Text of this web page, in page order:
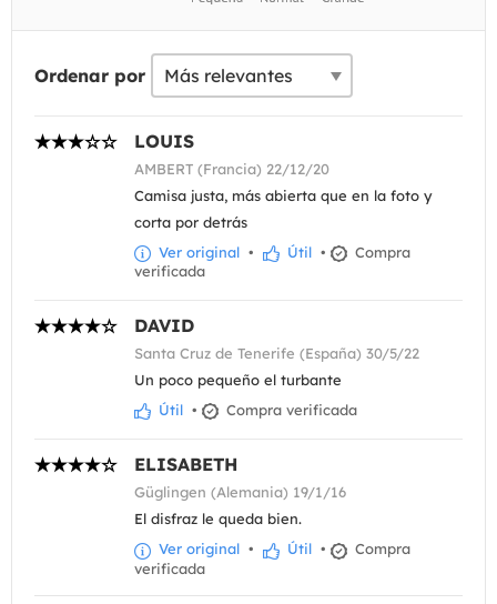
Ordenar por
LOUIS
AMBERT (Francia) 22/12/20
Camisa justa, más abierta que en la foto y
corta por detrás
Ver original • Útil •
Compra
verificada
DAVID
Santa Cruz de Tenerife (España) 30/5/22
Un poco pequeño el turbante
Útil • Compra verificada
ELISABETH
Güglingen (Alemania) 19/1/16
El disfraz le queda bien.
Ver original • Útil •
Compra
verificada